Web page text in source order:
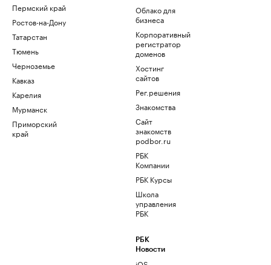
Пермский край
Ростов-на-Дону
Татарстан
Тюмень
Черноземье
Кавказ
Карелия
Мурманск
Приморский
край
Облако для
бизнеса
Корпоративный
регистратор
доменов
Хостинг
сайтов
Рег.решения
Знакомства
Сайт
знакомств
podbor.ru
РБК
Компании
РБК Курсы
Школа
управления
РБК
РБК
Новости